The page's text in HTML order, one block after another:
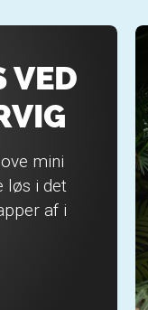
VED
mini
løs i det
af i